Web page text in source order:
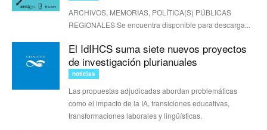
ARCHIVOS, MEMORIAS, POLÍTICA(S) PÚBLICAS
REGIONALES Se encuentra disponible para descarga...
El IdIHCS suma siete nuevos proyectos
de investigación plurianuales
noticias
Las propuestas adjudicadas abordan problemáticas
como el impacto de la IA, transiciones educativas,
transformaciones laborales y lingüísticas.